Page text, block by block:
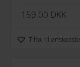
159.00 DKK
Tilføj til ønskeliste